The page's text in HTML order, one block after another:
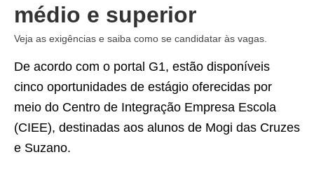
médio e superior
Veja as exigências e saiba como se candidatar às vagas.
De acordo com o portal G1, estão disponíveis
cinco oportunidades de estágio oferecidas por
meio do Centro de Integração Empresa Escola
(CIEE), destinadas aos alunos de Mogi das Cruzes
e Suzano.